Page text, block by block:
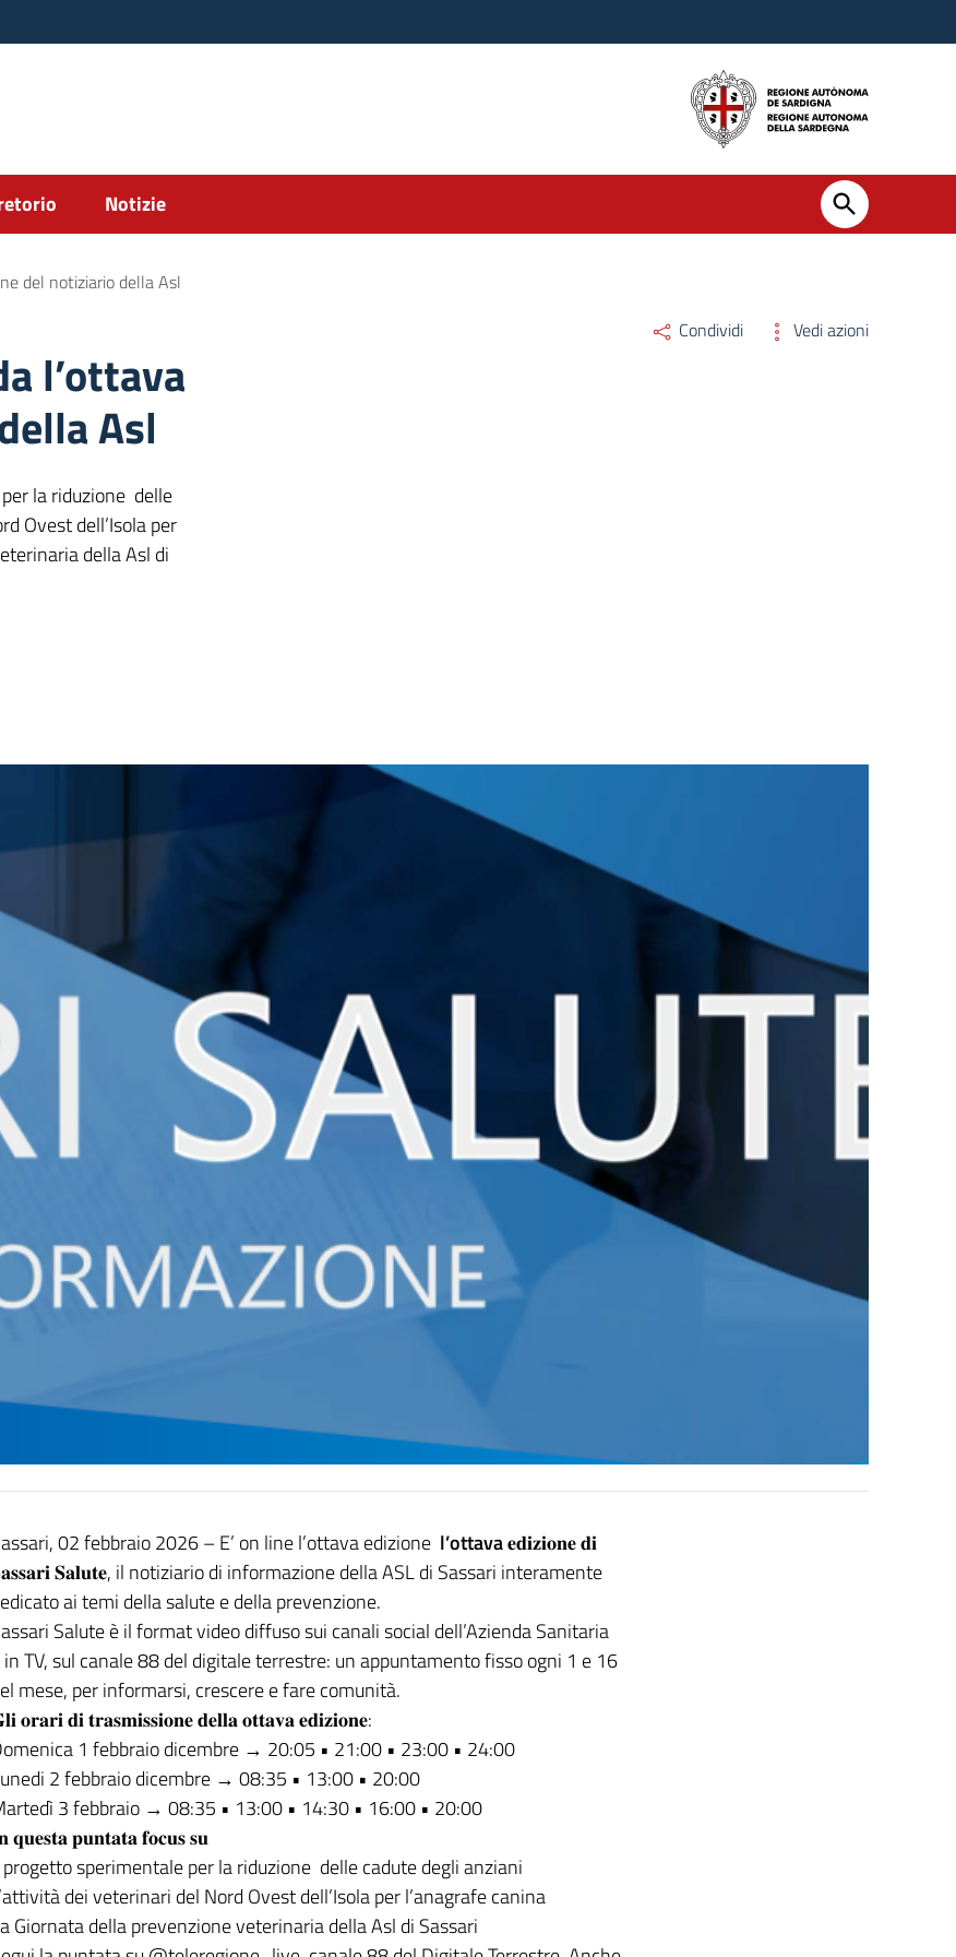
Notizie
del notiziario della Asl
l’ottava
Asl
la riduzione delle
Ovest dell’Isola per
della Asl di
Condividi Vedi azioni
02 febbraio 2026 – E’ on line l’ottava edizione l’ottava𝐞𝐝𝐢𝐳𝐢𝐨𝐧𝐞 𝐝𝐢
𝐒𝐚𝐥𝐮𝐭𝐞, il notiziario di informazione della ASL di Sassari interamente
ai temi della salute e della prevenzione.
Salute è il format video diffuso sui canali social dell’Azienda Sanitaria
in TV, sul canale 88 del digitale terrestre: un appuntamento fisso ogni 1 e 16
mese, per informarsi, crescere e fare comunità.
𝐨𝐫𝐚𝐫𝐢 𝐝𝐢 𝐭𝐫𝐚𝐬𝐦𝐢𝐬𝐬𝐢𝐨𝐧𝐞 𝐝𝐞𝐥𝐥𝐚 𝐨𝐭𝐭𝐚𝐯𝐚 𝐞𝐝𝐢𝐳𝐢𝐨𝐧𝐞:
1 febbraio dicembre → 20:05 • 21:00 • 23:00 • 24:00
2 febbraio dicembre → 08:35 • 13:00 • 20:00
3 febbraio → 08:35 • 13:00 • 14:30 • 16:00 • 20:00
𝐪𝐮𝐞𝐬𝐭𝐚 𝐩𝐮𝐧𝐭𝐚𝐭𝐚 𝐟𝐨𝐜𝐮𝐬 𝐬𝐮
progetto sperimentale per la riduzione delle cadute degli anziani
dei veterinari del Nord Ovest dell’Isola per l’anagrafe canina
Giornata della prevenzione veterinaria della Asl di Sassari